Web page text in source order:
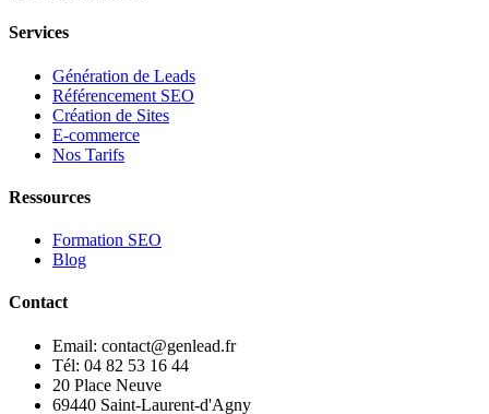
Services
Génération de Leads
Référencement SEO
Création de Sites
E-commerce
Nos Tarifs
Ressources
Formation SEO
Blog
Contact
Email: contact@genlead.fr
Tél: 04 82 53 16 44
20 Place Neuve
69440 Saint-Laurent-d'Agny